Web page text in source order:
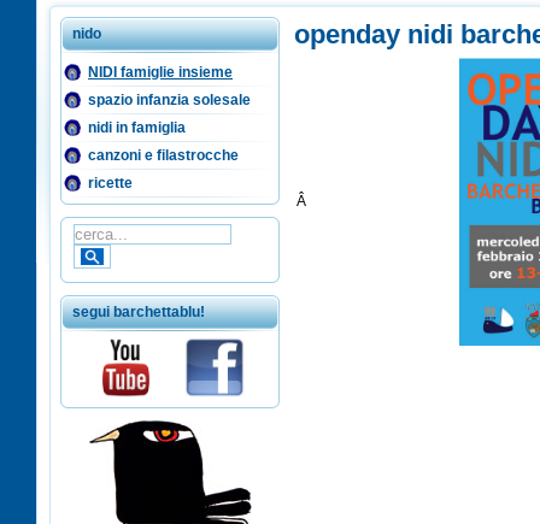
nido
NIDI famiglie insieme
spazio infanzia solesale
nidi in famiglia
canzoni e filastrocche
ricette
segui barchettablu!
openday nidi
Â